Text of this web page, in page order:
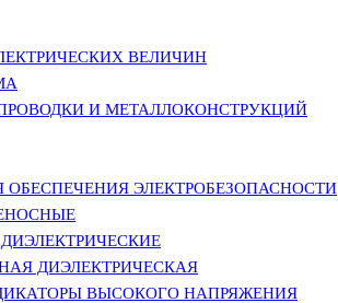
ВЕЛИЧИН
И МЕТАЛЛОКОНСТРУКЦИЙ
ЭЛЕКТРОБЕЗОПАСНОСТИ
ДИЭЛЕКТРИЧЕСКАЯ
ВЫСОКОГО НАПРЯЖЕНИЯ